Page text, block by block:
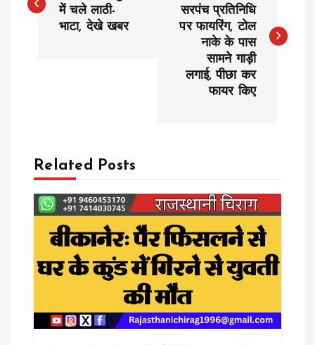
v
a
t
में चले लाठी-
भाटा, देखे खबर
सरपंच प्रतिनिधि
पर फायरिंग, टोल
नाके के पास
सामने गाड़ी
लगाई, पीछा कर
फायर किए
Related Posts